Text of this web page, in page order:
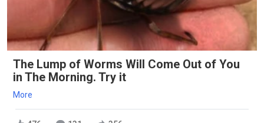
The Lump of Worms Will Come Out of You
in The Morning. Try it
More